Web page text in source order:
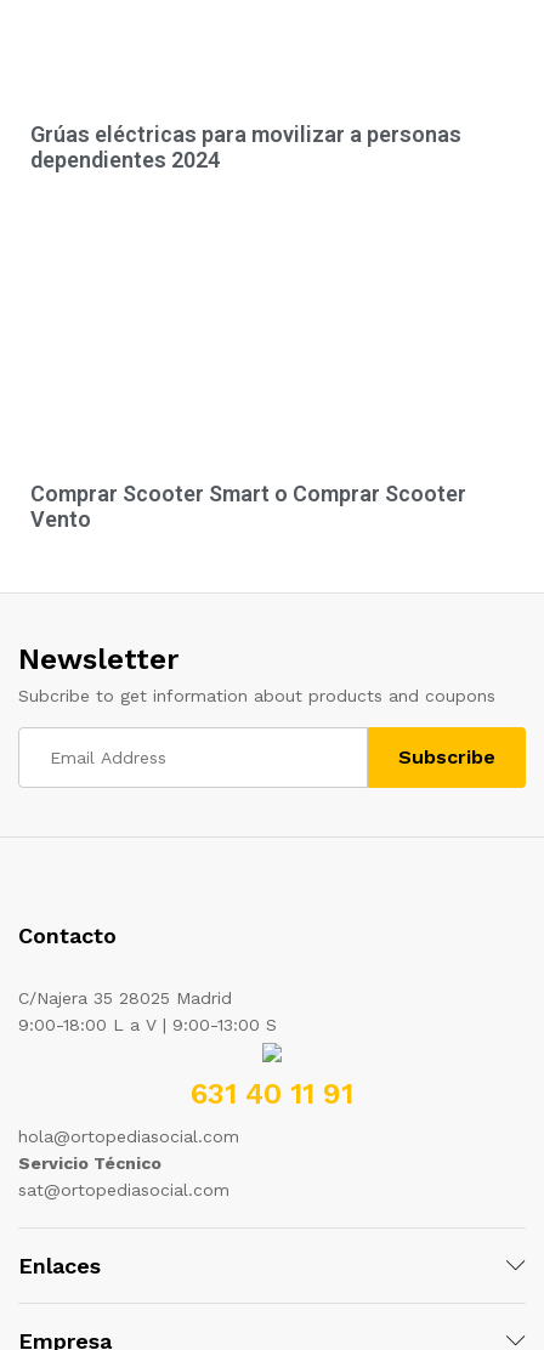
Grúas eléctricas para movilizar a personas
dependientes 2024
Comprar Scooter Smart o Comprar Scooter
Vento
Newsletter
Subcribe to get information about products and coupons
Contacto
C/Najera 35 28025 Madrid
9:00-18:00 L a V | 9:00-13:00 S
631 40 11 91
hola@ortopediasocial.com
Servicio Técnico
sat@ortopediasocial.com
Enlaces
Empresa